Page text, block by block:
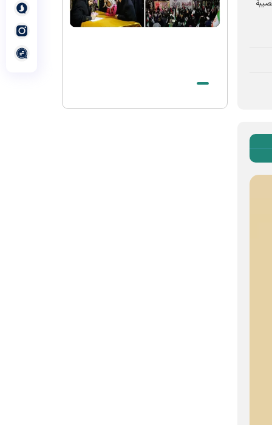
الأديان والمعتقدات
شكر الحضور المهيب للزوار والمجاورين في